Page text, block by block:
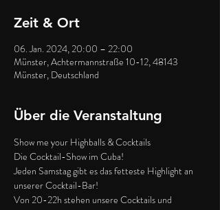
Zeit & Ort
06. Jan. 2024, 20:00 – 22:00
Münster, Achtermannstraße 10-12, 48143
Münster, Deutschland
Über die Veranstaltung
Show me your Highballs & Cocktails
Die Cocktail-Show im Cuba!
Jeden Samstag gibt es das fetteste Highlight an
unserer Cocktail-Bar!
Von 20-22h stehen unsere Cocktails und